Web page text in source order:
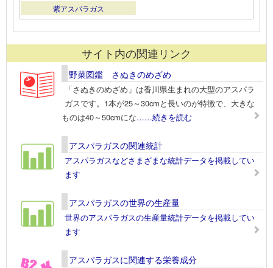
紫アスパラガス
サイト内の関連リンク
野菜図鑑 さぬきのめざめ
「さぬきのめざめ」は香川県生まれの大型のアスパラ
ガスです。1本が25～30cmと長いのが特徴で、大きな
ものは40～50cmにな……続きを読む
アスパラガスの関連統計
アスパラガスなどさまざまな統計データを掲載してい
ます
アスパラガスの世界の生産量
世界のアスパラガスの生産量統計データを掲載してい
ます
アスパラガスに関連する栄養成分